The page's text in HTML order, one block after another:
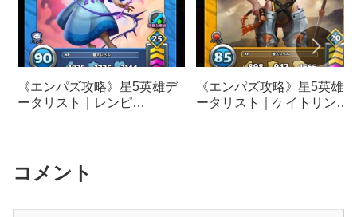
《エンパズ攻略》星5英雄デ
ータリスト｜レンピ
《エンパズ攻略》星5英雄デ
ータリスト｜ケイトリン
コメント